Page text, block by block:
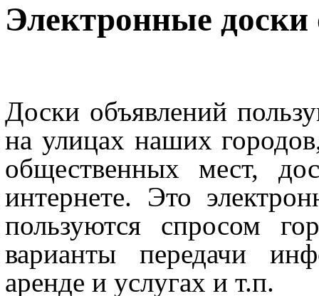
Электронные доски
Доски объявлений
на улицах наших
общественных мест,
интернете. Это
пользуются спросом
варианты передачи
аренде и услугах и т.п.